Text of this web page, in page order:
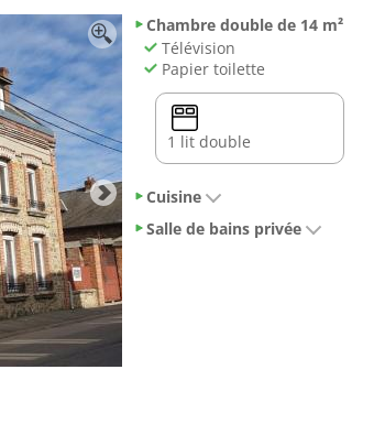
Chambre double de 14 m²
Télévision
Papier toilette
1 lit double
Cuisine
Salle de bains privée